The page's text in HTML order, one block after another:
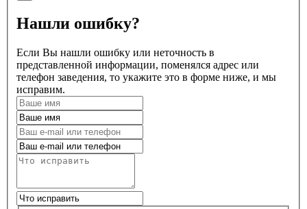
Нашли ошибку?
Если Вы нашли ошибку или неточность в
представленной информации, поменялся адрес или
телефон заведения, то укажите это в форме ниже, и мы
исправим.